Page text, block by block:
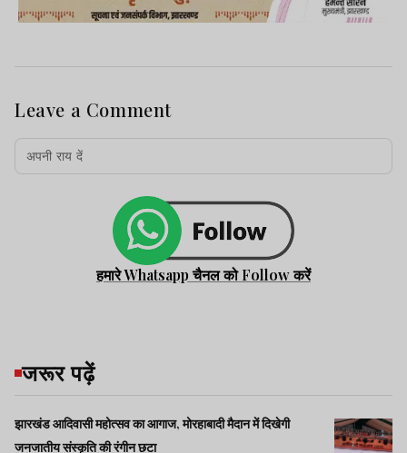
Leave a Comment
हमारे Whatsapp चैनल को Follow करें
जरूर पढ़ें
झारखंड आदिवासी महोत्सव का आगाज, मोरहाबादी मैदान में दिखेगी
जनजातीय संस्कृति की रंगीन छटा